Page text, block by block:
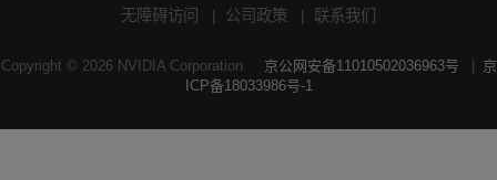
无障碍访问 公司政策 联系我们
Copyright © 2026NVIDIA Corporation 京公网安备11010502036963号
京
ICP备18033986号-1